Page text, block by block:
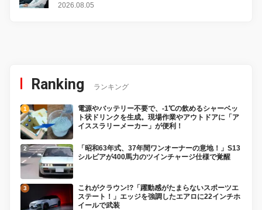
2026.08.05
Ranking ランキング
電源やバッテリー不要で、-1℃の飲めるシャーベッ
ト状ドリンクを生成。現場作業やアウトドアに「ア
イススラリーメーカー」が便利！
「昭和63年式、37年間ワンオーナーの意地！」S13
シルビアが400馬力のツインチャージ仕様で覚醒
これがクラウン!?「躍動感がたまらないスポーツエ
ステート！」エッジを強調したエアロに22インチホ
イールで武装